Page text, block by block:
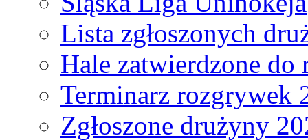
Lista zgłoszonych
Hale zatwierdzone do
Terminarz rozgrywek
Zgłoszone drużyny